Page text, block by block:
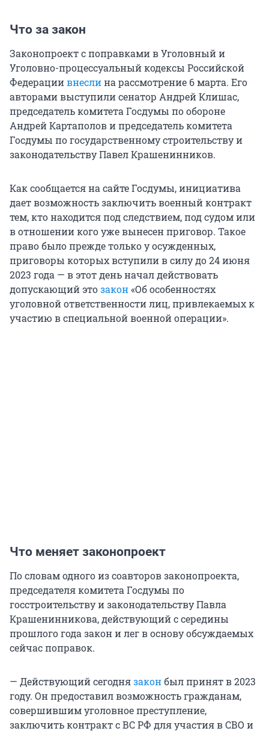
Что за закон
Законопроект с поправками в Уголовный и
Уголовно-процессуальный кодексы Российской
Федерациивнеслина рассмотрение 6 марта. Его
авторами выступили сенатор Андрей Клишас,
председатель комитета Госдумы по обороне
Андрей Картаполов и председатель комитета
Госдумы по государственному строительству и
законодательству Павел Крашенинников.
Как сообщается на сайте Госдумы, инициатива
дает возможность заключить военный контракт
тем, кто находится под следствием, под судом или
в отношении кого уже вынесен приговор. Такое
право было прежде только у осужденных,
приговоры которых вступили в силу до 24 июня
2023 года — в этот день начал действовать
допускающий этозакон«Об особенностях
уголовной ответственности лиц, привлекаемых к
участию в специальной военной операции».
Что меняет законопроект
По словам одного из соавторов законопроекта,
председателя комитета Госдумы по
госстроительству и законодательству Павла
Крашенинникова, действующий с середины
прошлого года закон и лег в основу обсуждаемых
сейчас поправок.
— Действующий сегоднязаконбыл принят в 2023
году. Он предоставил возможность гражданам,
совершившим уголовное преступление,
заключить контракт с ВС РФ для участия в СВО и